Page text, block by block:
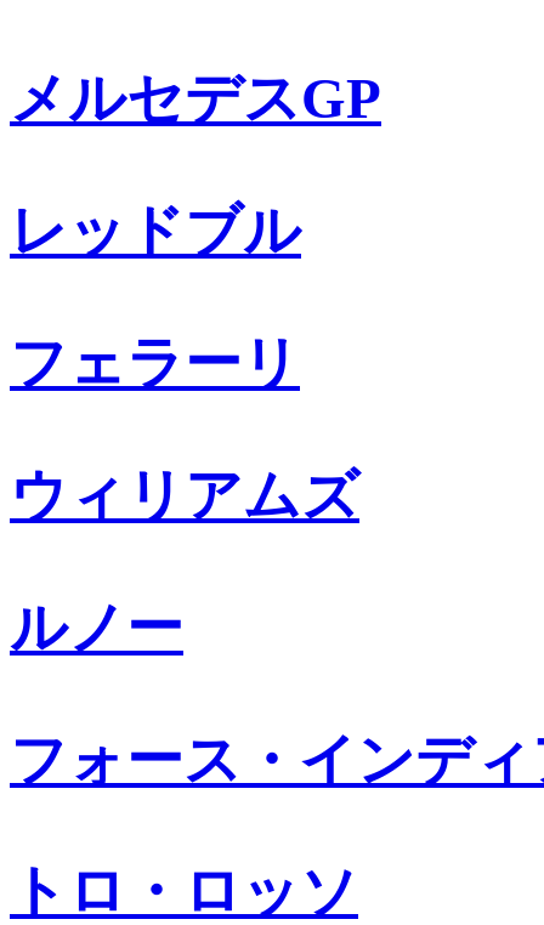
メルセデスGP
レッドブル
フェラーリ
ウィリアムズ
ルノー
フォース・インデ
トロ・ロッソ